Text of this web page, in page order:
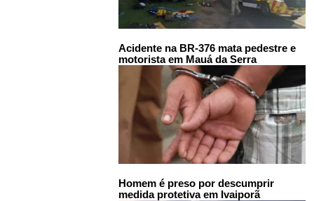
Acidente na BR-376 mata pedestre e
motorista em Mauá da Serra
Homem é preso por descumprir
medida protetiva em Ivaiporã